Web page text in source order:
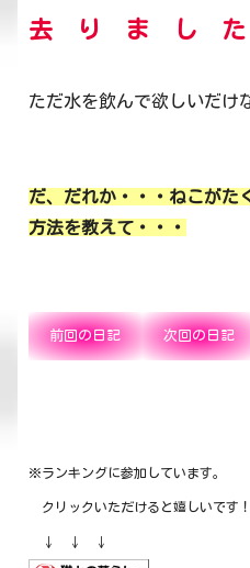
去 り ま し た
ただ水を飲んで欲しいだけ
だ、だれか・・・ねこがた
方法を教えて・・・
前回の日記 次回の日記
※ランキングに参加しています。
クリックいただけると嬉しいです！
↓ ↓ ↓